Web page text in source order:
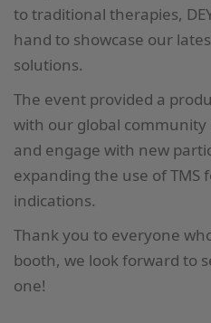
to traditional therapies,
hand to showcase our
solutions.
The event provided a
with our global
and engage with new
expanding the use of TMS
indications.
Thank you to everyone
booth, we look forward to
one!